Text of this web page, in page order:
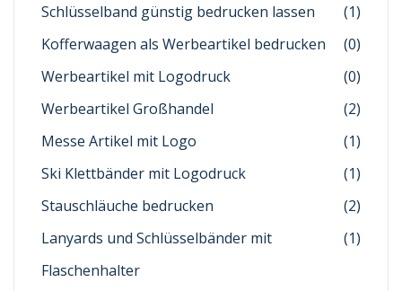
Schlüsselband günstig bedrucken lassen
(1)
Kofferwaagen als Werbeartikel bedrucken
(0)
Werbeartikel mit Logodruck
(0)
Werbeartikel Großhandel
(2)
Messe Artikel mit Logo
(1)
Ski Klettbänder mit Logodruck
(1)
Stauschläuche bedrucken
(2)
Lanyards und Schlüsselbänder mit
Flaschenhalter
(1)